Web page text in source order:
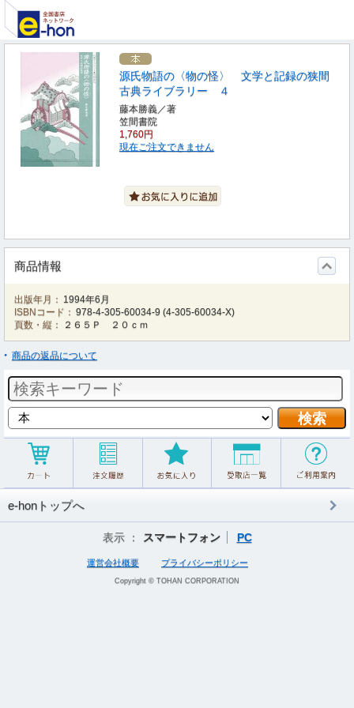
源氏物語の〈物の怪〉 文学と記録の狭間
古典ライブラリー ４
藤本勝義／著
笠間書院
1,760円
現在ご注文できません
商品情報
出版年月： 1994年6月
ISBNコード： 978-4-305-60034-9 (4-305-60034-X)
頁数・縦：
２６５Ｐ ２０ｃｍ
商品の返品について
e-honトップへ
表示 ： スマートフォン PC
運営会社概要 プライバシーポリシー
Copyright © TOHAN CORPORATION